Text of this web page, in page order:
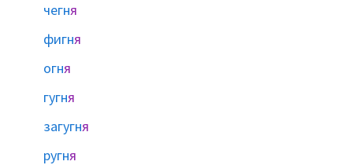
чегня
фигня
огня
гугня
загугня
ругня